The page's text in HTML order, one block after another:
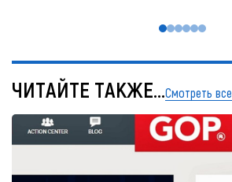
ЧИТАЙТЕ ТАКЖЕ...Смотреть все